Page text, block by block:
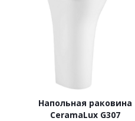
Напольная раковина
CeramaLux G307